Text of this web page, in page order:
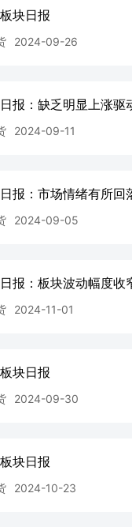
块日报
2024-09-26
报：缺乏明显上涨驱
2024-09-11
报：市场情绪有所回
2024-09-05
报：板块波动幅度收
2024-11-01
块日报
2024-09-30
块日报
2024-10-23